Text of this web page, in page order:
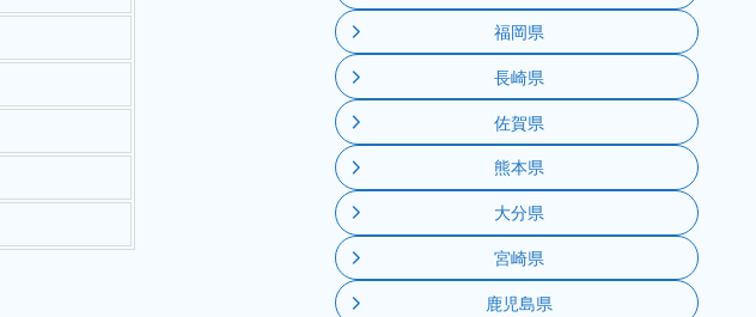
福岡県
長崎県
佐賀県
熊本県
大分県
宮崎県
鹿児島県